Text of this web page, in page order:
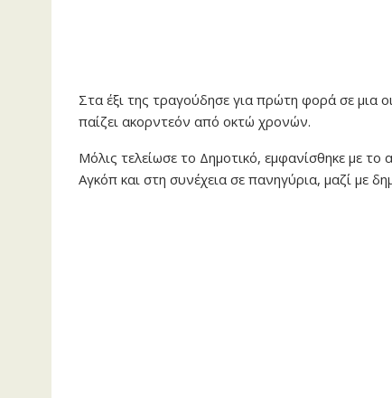
Στα έξι της τραγούδησε για πρώτη φορά σε μια
παίζει ακορντεόν από οκτώ χρονών.
Μόλις τελείωσε το Δημοτικό, εμφανίσθηκε με
Αγκόπ και στη συνέχεια σε πανηγύρια, μαζί με